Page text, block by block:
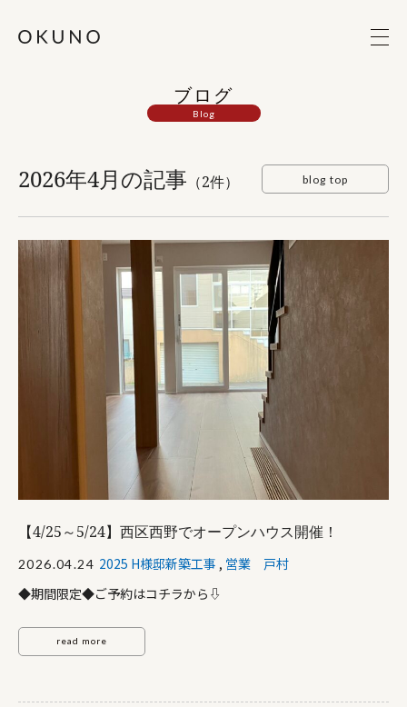
ブログ
Blog
2026年4月の記事 （2件） blog top
【4/25～5/24】西区西野でオープンハウス開催！
2026.04.24 2025 H様邸新築工事 , 営業 戸村
◆期間限定◆ご予約はコチラから⇩
read more